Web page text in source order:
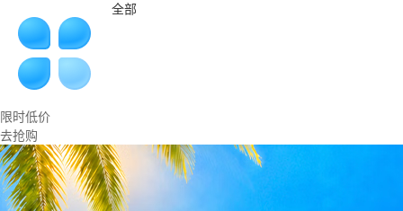
全部
限时低价
去抢购